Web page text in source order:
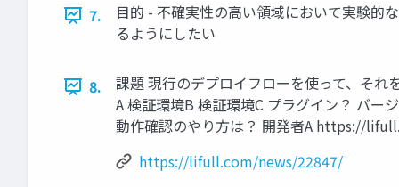
7.
目的 - 不確実性の高い領域において実験的
るようにしたい
8.
課題 現行のデプロイフローを使って、そ
A 検証環境B 検証環境C プラグイン？ バー
動作確認のやり方は？ 開発者A https://
https://lifull.com/news/22847/